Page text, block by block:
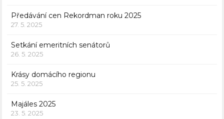
Předávání cen Rekordman roku 2025
27. 5. 2025
Setkání emeritních senátorů
26. 5. 2025
Krásy domácího regionu
25. 5. 2025
Majáles 2025
23. 5. 2025